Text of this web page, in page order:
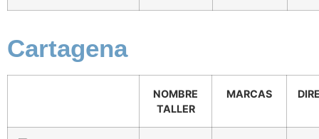
Cartagena
NOMBRE
TALLER
MARCAS